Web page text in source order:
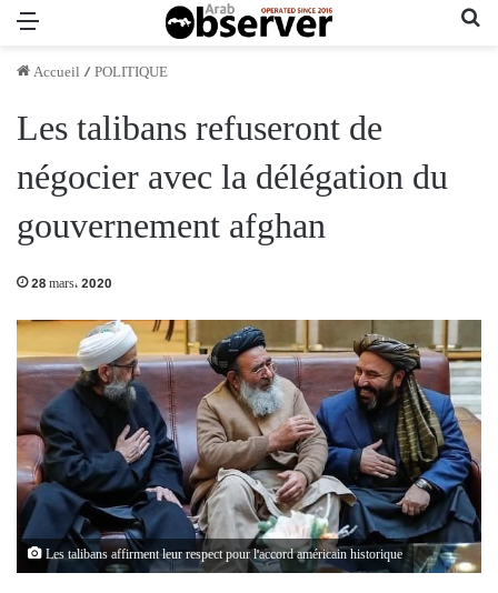
Accueil /POLITIQUE
Les talibans refuseront de
négocier avec la délégation du
gouvernement afghan
28 mars، 2020
Les talibans affirment leur respect pour l'accord américain historique